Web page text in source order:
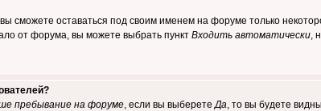
сможете оставаться под своим именем на форуме только
от форума, вы можете выбрать пункт Входить автоматически,
пребывание на форуме, если вы выберетеДа, то вы будете